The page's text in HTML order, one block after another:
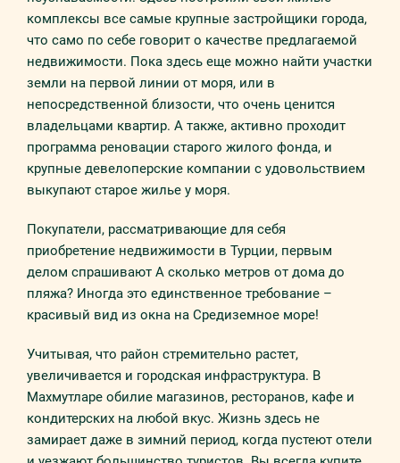
комплексы все самые крупные застройщики города,
что само по себе говорит о качестве предлагаемой
недвижимости. Пока здесь еще можно найти участки
земли на первой линии от моря, или в
непосредственной близости, что очень ценится
владельцами квартир. А также, активно проходит
программа реновации старого жилого фонда, и
крупные девелоперские компании с удовольствием
выкупают старое жилье у моря.
Покупатели, рассматривающие для себя
приобретение недвижимости в Турции, первым
делом спрашивают А сколько метров от дома до
пляжа? Иногда это единственное требование –
красивый вид из окна на Средиземное море!
Учитывая, что район стремительно растет,
увеличивается и городская инфраструктура. В
Махмутларе обилие магазинов, ресторанов, кафе и
кондитерских на любой вкус. Жизнь здесь не
замирает даже в зимний период, когда пустеют отели